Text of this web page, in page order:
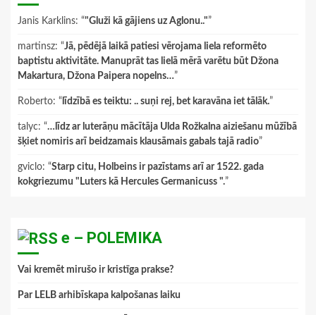
Janis Karklins: “"Gluži kā gājiens uz Aglonu.."”
martinsz: “Jā, pēdējā laikā patiesi vērojama liela reformēto
baptistu aktivitāte. Manuprāt tas lielā mērā varētu būt Džona
Makartura, Džona Paipera nopelns…”
Roberto: “ līdzībā es teiktu: .. suņi rej, bet karavāna iet tālāk.”
talyc: “…līdz ar luterāņu mācītāja Ulda Rožkalna aiziešanu mūžībā
šķiet nomiris arī beidzamais klausāmais gabals tajā radio”
gviclo: “Starp citu, Holbeins ir pazīstams arī ar 1522. gada
kokgriezumu "Luters kā Hercules Germanicuss ".”
e – POLEMIKA
Vai kremēt mirušo ir kristīga prakse?
Par LELB arhibīskapa kalpošanas laiku